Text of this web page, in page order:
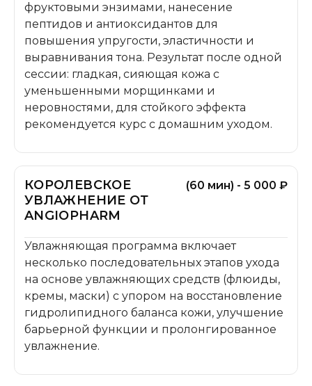
фруктовыми энзимами, нанесение
пептидов и антиоксидантов для
повышения упругости, эластичности и
выравнивания тона. Результат после одной
сессии: гладкая, сияющая кожа с
уменьшенными морщинками и
неровностями, для стойкого эффекта
рекомендуется курс с домашним уходом.
КОРОЛЕВСКОЕ
УВЛАЖНЕНИЕ ОТ
ANGIOPHARM
(60 мин) - 5 000 ₽
Увлажняющая программа включает
несколько последовательных этапов ухода
на основе увлажняющих средств (флюиды,
кремы, маски) с упором на восстановление
гидролипидного баланса кожи, улучшение
барьерной функции и пролонгированное
увлажнение.